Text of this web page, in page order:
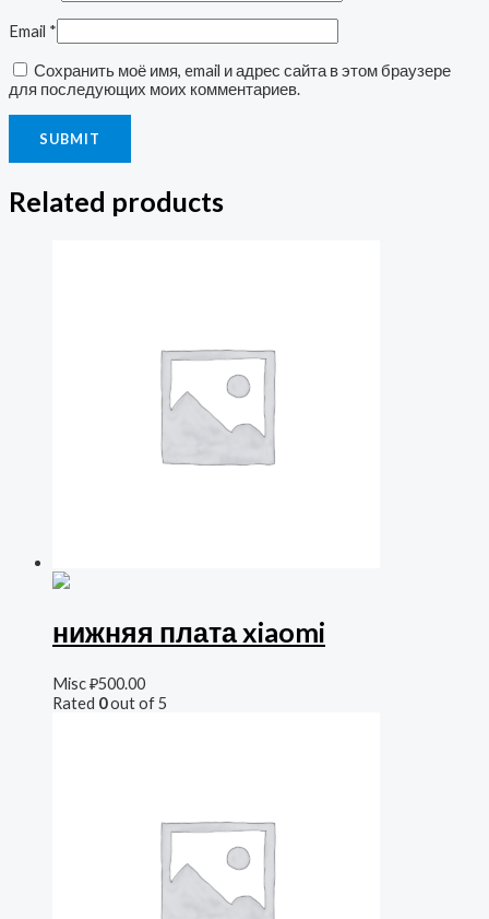
Email *
Сохранить моё имя, email и адрес сайта в этом браузере
для последующих моих комментариев.
Related products
нижняя плата xiaomi
Misc₽500.00
Rated 0out of 5